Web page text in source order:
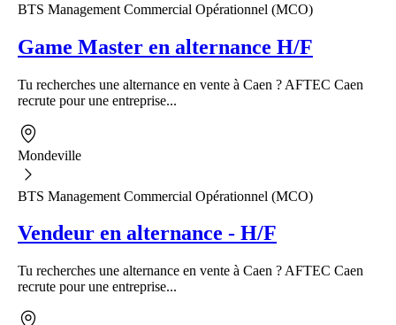
BTS Management Commercial Opérationnel (MCO)
Game Master en alternance H/F
Tu recherches une alternance en vente à Caen ? AFTEC Caen
recrute pour une entreprise...
Mondeville
BTS Management Commercial Opérationnel (MCO)
Vendeur en alternance - H/F
Tu recherches une alternance en vente à Caen ? AFTEC Caen
recrute pour une entreprise...